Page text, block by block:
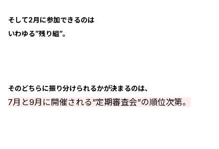
そして2月に参加できるのは
いわゆる”残り組”。
そのどちらに振り分けられるかが決まるのは、
7月と9月に開催される”定期審査会”の順位次第。